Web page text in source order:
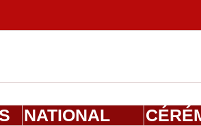
NATIONAL